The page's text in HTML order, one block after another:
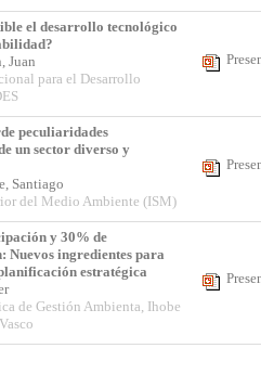
el desarrollo tecnológico
Juan
para el Desarrollo
peculiaridades
un sector diverso y
Santiago
del Medio Ambiente (ISM)
y 30% de
Nuevos ingredientes para
estratégica
de Gestión Ambienta, Ihobe